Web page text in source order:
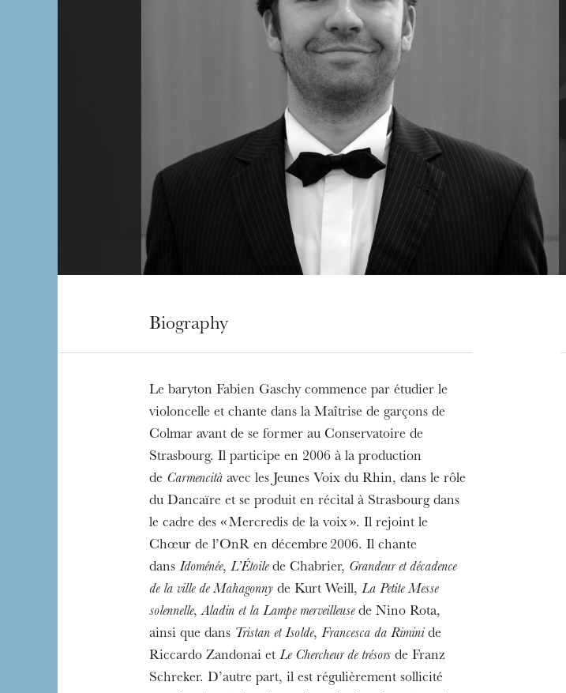
Guided tours of the Opera
House
Biography
Le baryton Fabien Gaschy commence par étudier le
violoncelle et chante dans la Maîtrise de garçons de
Colmar avant de se former au Conservatoire de
Strasbourg. Il participe en 2006 à la production
de Carmencitàavec les Jeunes Voix du Rhin, dans le rôle
du Dancaïre et se produit en récital à Strasbourg dans
le cadre des « Mercredis de la voix ». Il rejoint le
Chœur de l’OnR en décembre 2006. Il chante
dans Idoménée, L’Étoilede Chabrier, Grandeur et décadence
de la ville de Mahagonnyde Kurt Weill, La Petite Messe
solennelle,Aladin et la Lampe merveilleusede Nino Rota,
ainsi que dans Tristan et Isolde, Francesca da Riminide
Riccardo Zandonai et Le Chercheur de trésorsde Franz
Schreker. D’autre part, il est régulièrement sollicité